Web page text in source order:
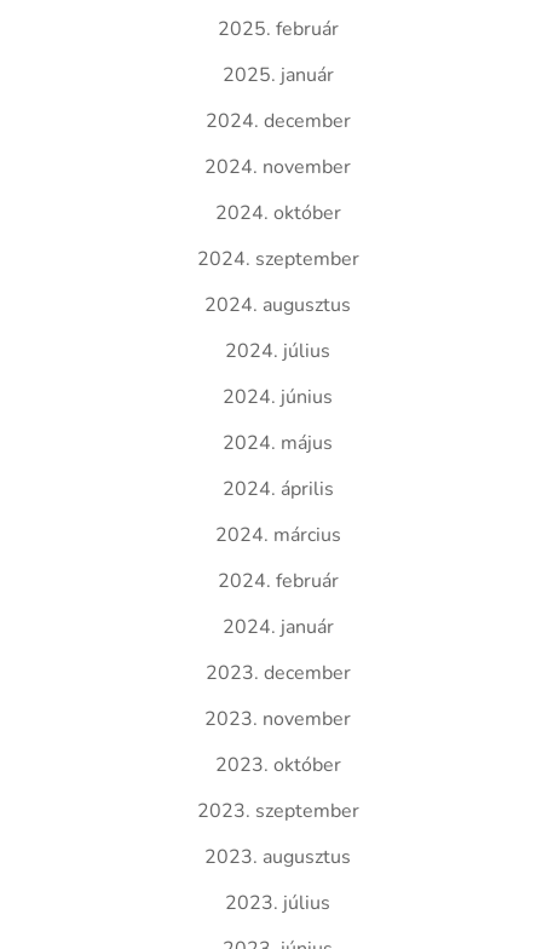
2025. február
2025. január
2024. december
2024. november
2024. október
2024. szeptember
2024. augusztus
2024. július
2024. június
2024. május
2024. április
2024. március
2024. február
2024. január
2023. december
2023. november
2023. október
2023. szeptember
2023. augusztus
2023. július